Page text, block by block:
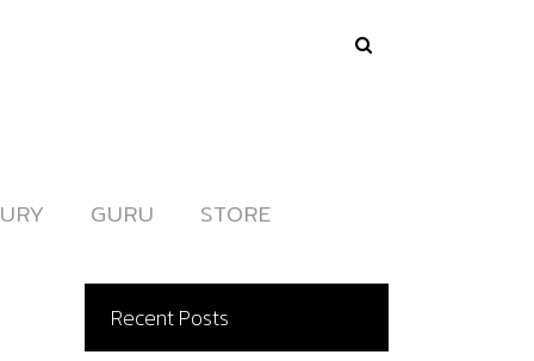
GURU
GURU STORE
STORE
Recent Posts